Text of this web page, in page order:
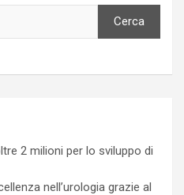
Cerca
2 milioni per lo sviluppo di
nell’urologia grazie al